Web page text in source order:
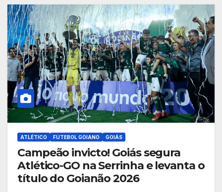
ATLÉTICO FUTEBOL GOIANO GOIÁS
Campeão invicto! Goiás segura
Atlético-GO na Serrinha e levanta o
título do Goianão 2026